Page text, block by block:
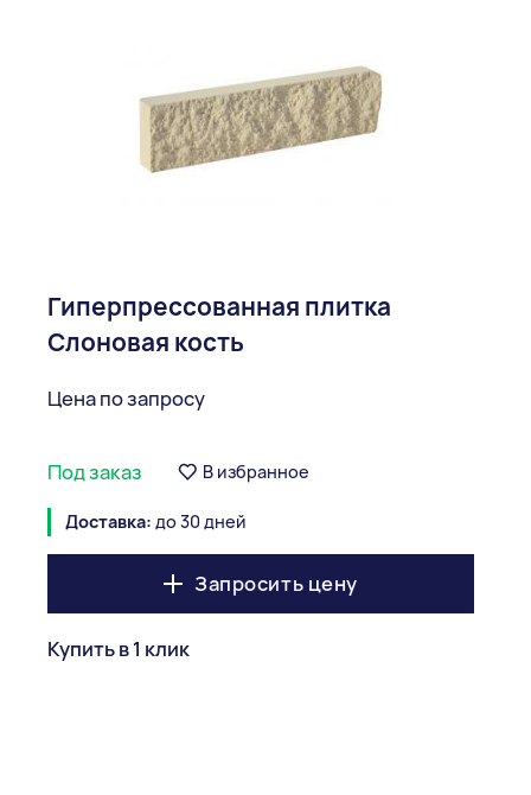
Гиперпрессованная плитка
Слоновая кость
Цена по запросу
Под заказ В избранное
Доставка: до 30 дней
Запросить цену
Купить в 1 клик